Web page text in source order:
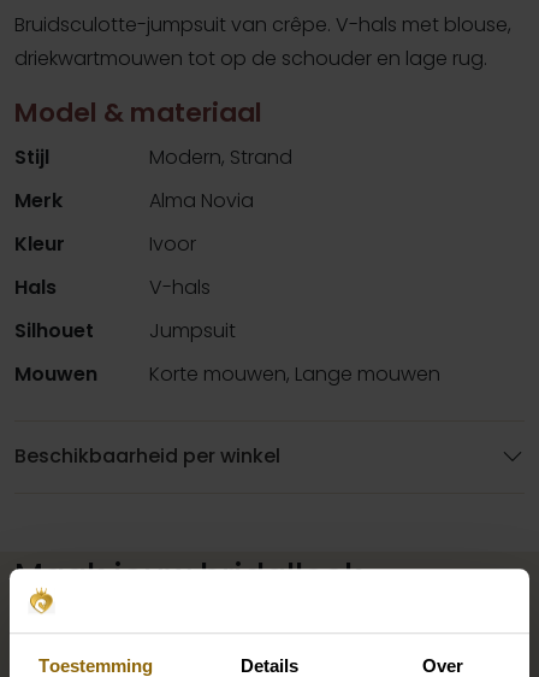
Toestemming Details Over
Bruidsculotte-jumpsuit van crêpe. V-hals met blouse,
driekwartmouwen tot op de schouder en lage rug.
Model & materiaal
Stijl
Modern, Strand
Merk
Alma Novia
Kleur
Ivoor
Hals
V-hals
Silhouet
Jumpsuit
Mouwen
Korte mouwen, Lange mouwen
Beschikbaarheid per winkel
Maak jouw bridallook
compleet